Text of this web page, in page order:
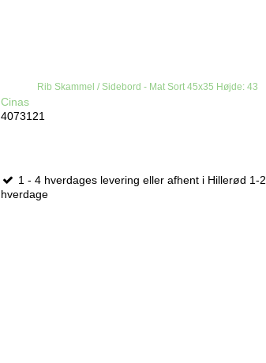
Rib Skammel / Sidebord - Mat Sort 45x35 Højde: 43
Cinas
4073121
1 - 4 hverdages levering eller afhent i Hillerød 1-2
hverdage